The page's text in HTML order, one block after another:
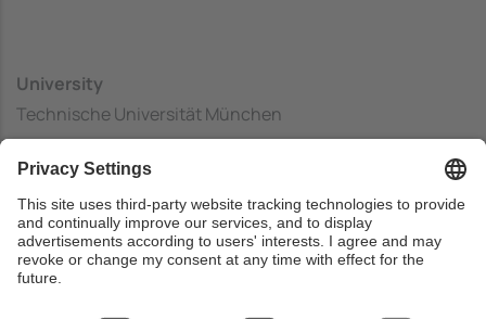
University
Technische Universität München
Fakultät für Informatik - Department of Informatics
Country
Germany